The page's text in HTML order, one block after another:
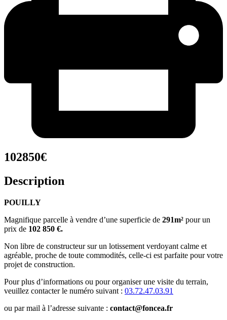
102850€
Description
POUILLY
Magnifique parcelle à vendre d’une superficie de 291m² pour un
prix de 102 850 €.
Non libre de constructeur sur un lotissement verdoyant calme et
agréable, proche de toute commodités, celle-ci est parfaite pour votre
projet de construction.
Pour plus d’informations ou pour organiser une visite du terrain,
veuillez contacter le numéro suivant : 03.72.47.03.91
ou par mail à l’adresse suivante : contact@foncea.fr